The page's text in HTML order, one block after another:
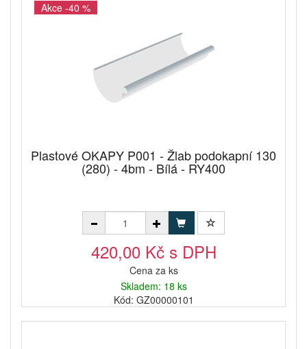
Akce -40 %
Plastové OKAPY P001 - Žlab podokapní 130
(280) - 4bm - Bílá - RY400
420,00 Kč s DPH
Cena za ks
Skladem: 18 ks
Kód: GZ00000101